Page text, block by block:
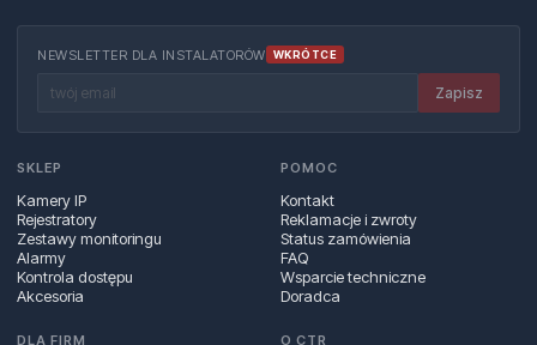
NEWSLETTER DLA INSTALATORÓW WKRÓTCE
Zapisz
SKLEP
Kamery IP
Rejestratory
Zestawy monitoringu
Alarmy
Kontrola dostępu
Akcesoria
POMOC
Kontakt
Reklamacje i zwroty
Status zamówienia
FAQ
Wsparcie techniczne
Doradca
DLA FIRM O CTR